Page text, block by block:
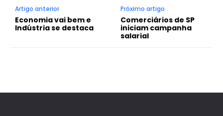
Artigo anterior
Economia vai bem e
Indústria se destaca
Próximo artigo
Comerciários de SP
iniciam campanha
salarial